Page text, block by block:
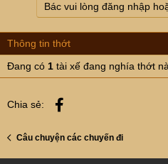
Bác vui lòng đăng nhập
Thông tin thớt
Đang có 1 tài xế đang nghía thớt
Chia sẻ:
Câu chuyện các chuyến đi